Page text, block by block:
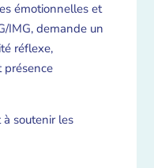
émotionnelles et
IMG, demande un
réflexe,
présence
soutenir les